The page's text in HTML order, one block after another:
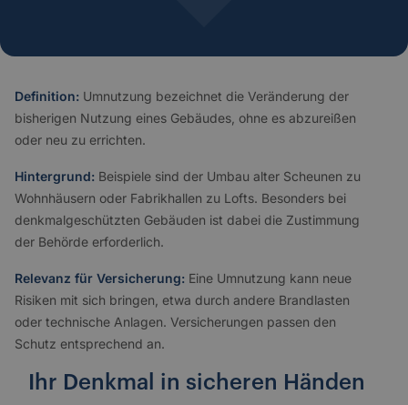
Definition: Umnutzung bezeichnet die Veränderung der
bisherigen Nutzung eines Gebäudes, ohne es abzureißen
oder neu zu errichten.
Hintergrund: Beispiele sind der Umbau alter Scheunen zu
Wohnhäusern oder Fabrikhallen zu Lofts. Besonders bei
denkmalgeschützten Gebäuden ist dabei die Zustimmung
der Behörde erforderlich.
Relevanz für Versicherung: Eine Umnutzung kann neue
Risiken mit sich bringen, etwa durch andere Brandlasten
oder technische Anlagen. Versicherungen passen den
Schutz entsprechend an.
Ihr Denkmal in sicheren Händen